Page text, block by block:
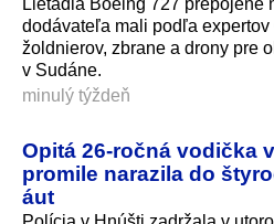
Lietadlá Boeing 727 prepojené
dodávateľa mali podľa
žoldnierov, zbrane a drony pre
v Sudáne.
minulý týždeň
Opitá 26-ročná vodička
promile narazila do
áut